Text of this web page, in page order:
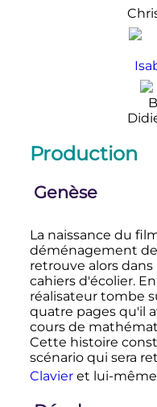
Production
Genèse
La naissance du
déménagement
retrouve alors
cahiers d'écolier.
réalisateur tombe
quatre pages qu'il
cours de
Cette histoire
scénario qui sera
Clavieret lui-même